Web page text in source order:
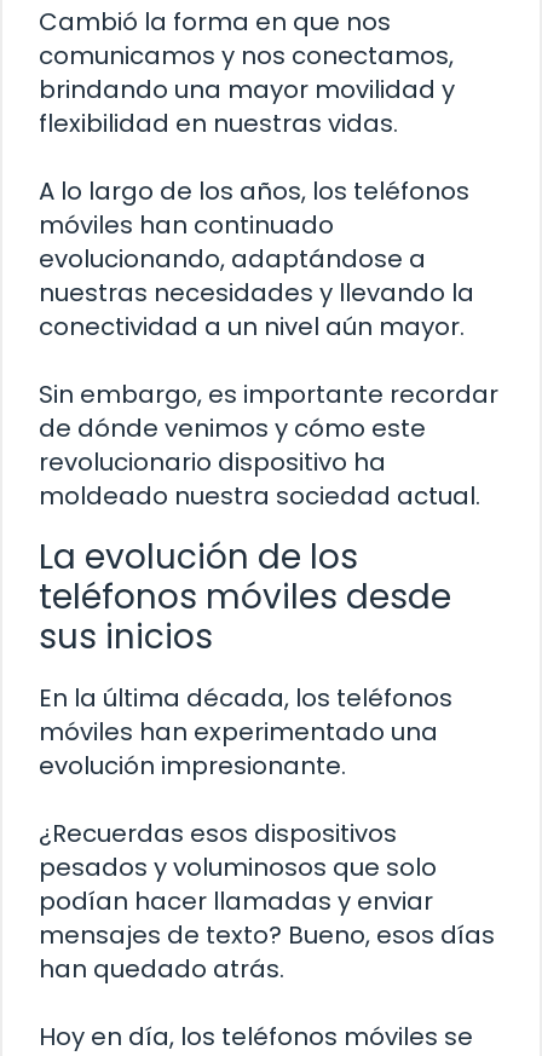
Cambió la forma en que nos
comunicamos y nos conectamos,
brindando una mayor movilidad y
flexibilidad en nuestras vidas.
A lo largo de los años, los teléfonos
móviles han continuado
evolucionando, adaptándose a
nuestras necesidades y llevando la
conectividad a un nivel aún mayor.
Sin embargo, es importante recordar
de dónde venimos y cómo este
revolucionario dispositivo ha
moldeado nuestra sociedad actual.
La evolución de los
teléfonos móviles desde
sus inicios
En la última década, los teléfonos
móviles han experimentado una
evolución impresionante.
¿Recuerdas esos dispositivos
pesados ​​y voluminosos que solo
podían hacer llamadas y enviar
mensajes de texto? Bueno, esos días
han quedado atrás.
Hoy en día, los teléfonos móviles se